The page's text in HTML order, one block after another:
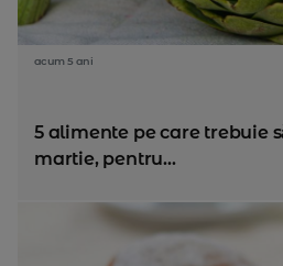
acum 5 ani
5 alimente pe care trebuie
martie, pentru...